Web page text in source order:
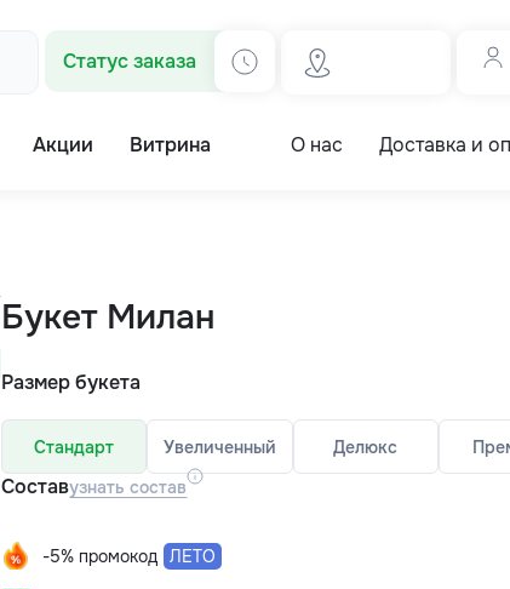
Статус заказа
Акции Витрина О нас Доставка и
Букет Милан
Размер букета
Стандарт Увеличенный Делюкс
Составузнать состав
-5% промокод ЛЕТО